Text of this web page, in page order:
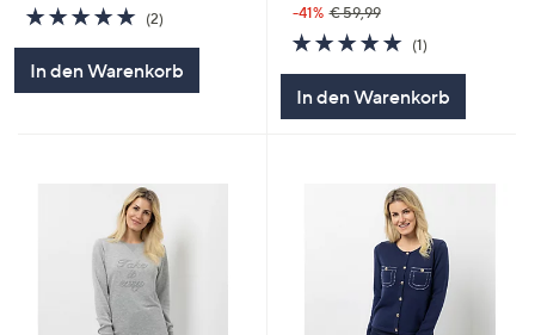
5.0
von
5
(2)
In den Warenkorb
-41% € 59,99
5.0
von
(1)1
In den Warenkorb